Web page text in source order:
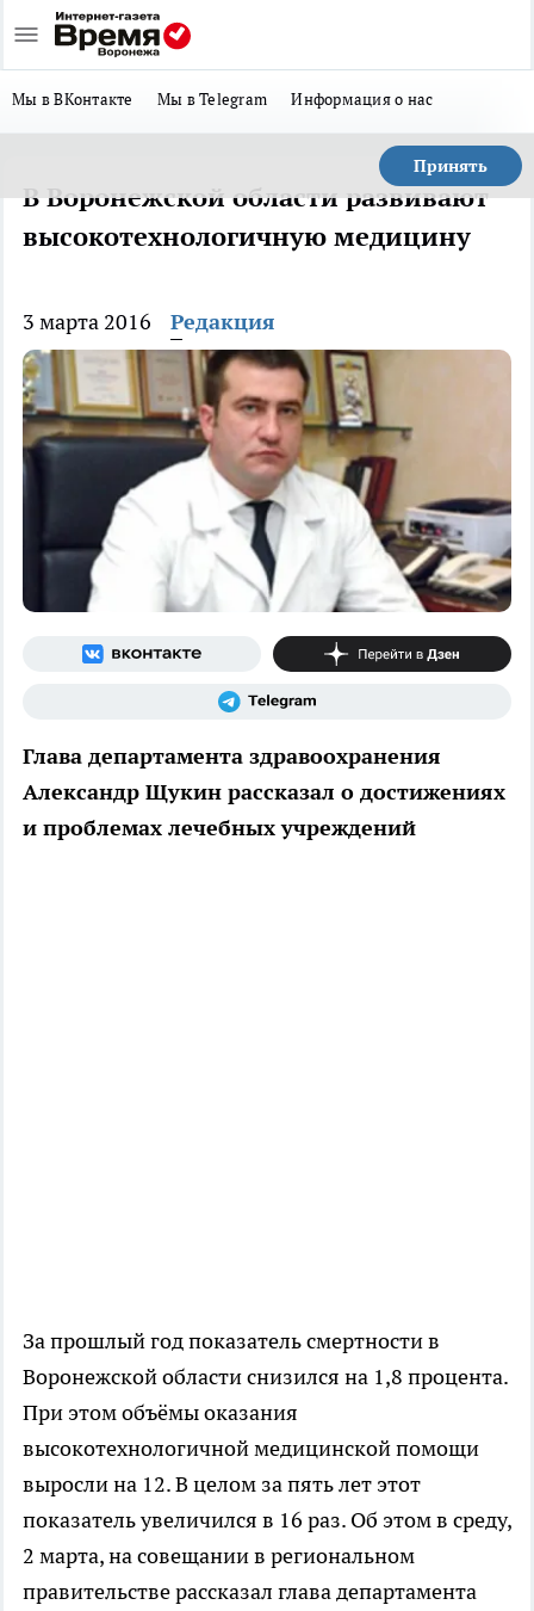
Мы в ВКонтакте Мы в Telegram Информация о нас
Принять
В Воронежской области развивают
высокотехнологичную медицину
3 марта 2016 Редакция
Глава департамента здравоохранения
Александр Щукин рассказал о достижениях
и проблемах лечебных учреждений
За прошлый год показатель смертности в
Воронежской области снизился на 1,8 процента.
При этом объёмы оказания
высокотехнологичной медицинской помощи
выросли на 12. В целом за пять лет этот
показатель увеличился в 16 раз. Об этом в среду,
2 марта, на совещании в региональном
правительстве рассказал глава департамента